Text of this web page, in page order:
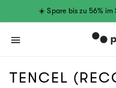
Direkt zum☀️ Spare bis zu 56% im
TENCEL